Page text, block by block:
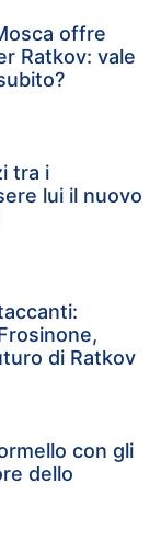
offre
Ratkov: vale
tra i
lui il nuovo
di Ratkov
con gli
dello